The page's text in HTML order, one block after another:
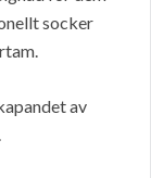
socker
av